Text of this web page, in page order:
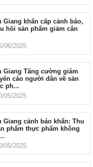
Giang khẩn cấp cảnh báo,
hồi sản phẩm giảm cân
06/2025
Giang Tăng cường giám
cáo người dân về sản
ph...
05/2025
Giang cảnh báo khẩn: Thu
phẩm thực phẩm không
05/2025